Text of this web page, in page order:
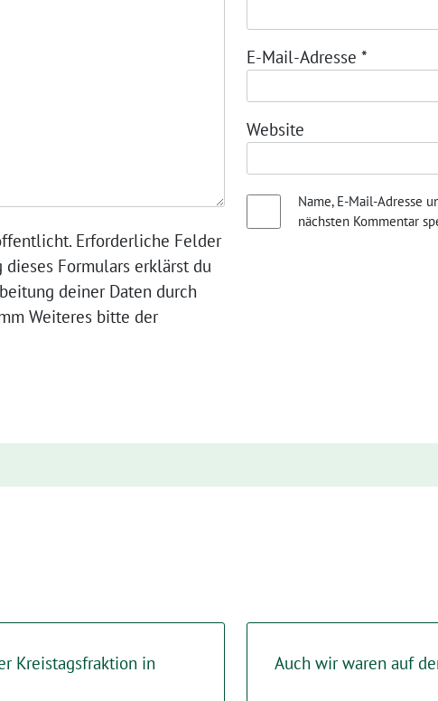
Erforderliche Felder
Formulars erklärst du
deiner Daten durch
Weiteres bitte der
E-Mail-Adresse *
Website
Name, E-Mail-Adresse
nächsten Kommentar
Kreistagsfraktion in
Auch wir waren auf